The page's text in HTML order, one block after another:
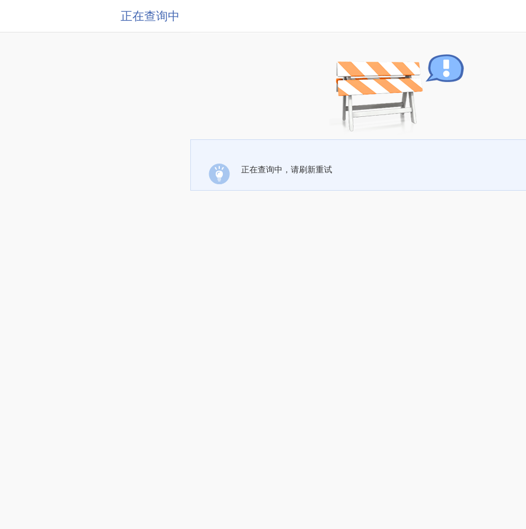
正在查询中
正在查询中，请刷新重试